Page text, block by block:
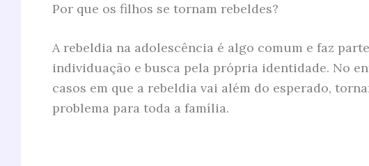
Por que os filhos se tornam rebeldes?
A rebeldia na adolescência é algo comum e faz
individuação e busca pela própria identidade. No
casos em que a rebeldia vai além do esperado,
problema para toda a família.